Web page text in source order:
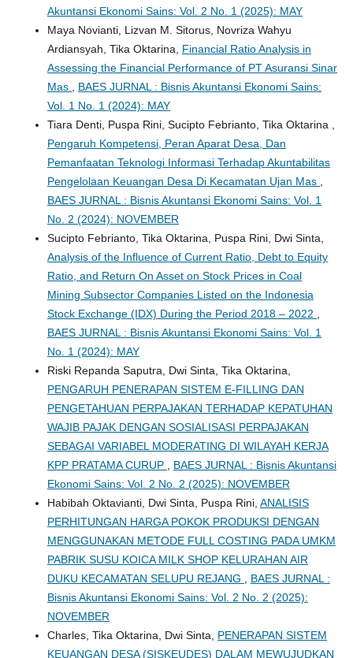
Akuntansi Ekonomi Sains: Vol. 2 No. 1 (2025): MAY
Maya Novianti, Lizvan M. Sitorus, Novriza Wahyu
Ardiansyah, Tika Oktarina, Financial Ratio Analysis in
Assessing the Financial Performance of PT Asuransi Sinar
Mas
BAES JURNAL : Bisnis Akuntansi Ekonomi Sains:
Vol. 1 No. 1 (2024): MAY
Tiara Denti, Puspa Rini, Sucipto Febrianto, Tika Oktarina ,
Pengaruh Kompetensi, Peran Aparat Desa, Dan
Pemanfaatan Teknologi Informasi Terhadap Akuntabilitas
Pengelolaan Keuangan Desa Di Kecamatan Ujan Mas
BAES JURNAL : Bisnis Akuntansi Ekonomi Sains: Vol. 1
No. 2 (2024): NOVEMBER
Sucipto Febrianto, Tika Oktarina, Puspa Rini, Dwi Sinta,
Analysis of the Influence of Current Ratio, Debt to Equity
Ratio, and Return On Asset on Stock Prices in Coal
Mining Subsector Companies Listed on the Indonesia
Stock Exchange (IDX) During the Period 2018 – 2022
BAES JURNAL : Bisnis Akuntansi Ekonomi Sains: Vol. 1
No. 1 (2024): MAY
Riski Repanda Saputra, Dwi Sinta, Tika Oktarina,
PENGARUH PENERAPAN SISTEM E-FILLING DAN
PENGETAHUAN PERPAJAKAN TERHADAP KEPATUHAN
WAJIB PAJAK DENGAN SOSIALISASI PERPAJAKAN
SEBAGAI VARIABEL MODERATING DI WILAYAH KERJA
KPP PRATAMA CURUP
BAES JURNAL : Bisnis Akuntansi
Ekonomi Sains: Vol. 2 No. 2 (2025): NOVEMBER
Habibah Oktavianti, Dwi Sinta, Puspa Rini, ANALISIS
PERHITUNGAN HARGA POKOK PRODUKSI DENGAN
MENGGUNAKAN METODE FULL COSTING PADA UMKM
PABRIK SUSU KOICA MILK SHOP KELURAHAN AIR
DUKU KECAMATAN SELUPU REJANG
BAES JURNAL :
Bisnis Akuntansi Ekonomi Sains: Vol. 2 No. 2 (2025):
NOVEMBER
Charles, Tika Oktarina, Dwi Sinta, PENERAPAN SISTEM
KEUANGAN DESA (SISKEUDES) DALAM MEWUJUDKAN